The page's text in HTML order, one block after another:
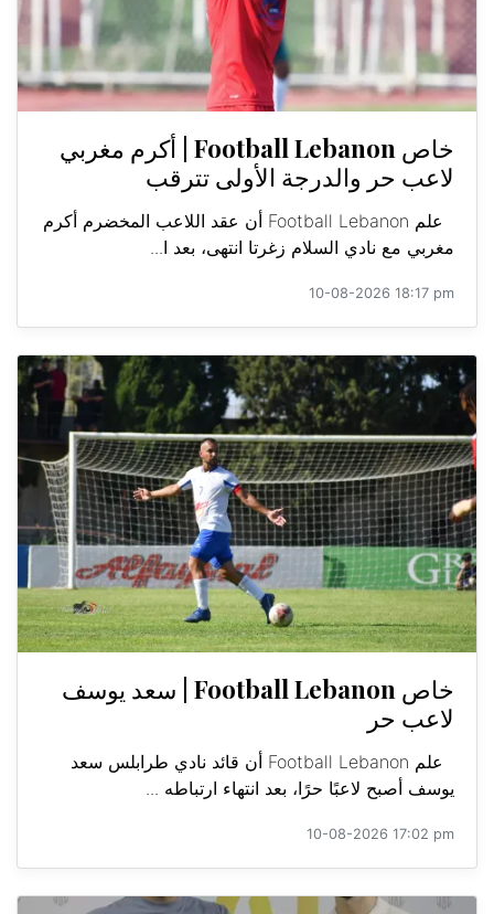
خاص Football Lebanon | أكرم مغربي
لاعب حر والدرجة الأولى تترقب
علم Football Lebanon أن عقد اللاعب المخضرم أكرم
مغربي مع نادي السلام زغرتا انتهى، بعد ا...
10-08-2026 18:17 pm
خاص Football Lebanon | سعد يوسف
لاعب حر
علم Football Lebanon أن قائد نادي طرابلس سعد
يوسف أصبح لاعبًا حرًا، بعد انتهاء ارتباطه ...
10-08-2026 17:02 pm